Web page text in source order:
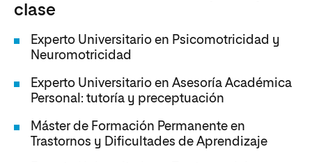
clase
Experto Universitario en Psicomotricidad y
Neuromotricidad
Experto Universitario en Asesoría Académica
Personal: tutoría y preceptuación
Máster de Formación Permanente en
Trastornos y Dificultades de Aprendizaje